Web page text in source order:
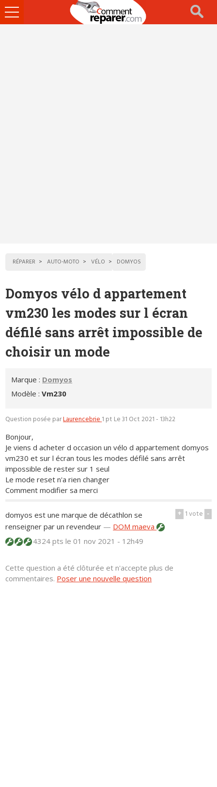
Ouvrir
le
RÉPARER AUTO-MOTO VÉLO DOMYOS
Domyos vélo d appartement
vm230 les modes sur l écran
défilé sans arrêt impossible de
choisir un mode
Marque : Domyos
Modèle :Vm230
Question posée parLaurencebrie1 pt Le 31 Oct 2021 - 13h22
Bonjour,
Je viens d acheter d occasion un vélo d appartement domyos
vm230 et sur l écran tous les modes défilé sans arrêt
impossible de rester sur 1 seul
Le mode reset n'a rien changer
Comment modifier sa merci
+ 1vote -
domyos est une marque de décathlon se
renseigner par un revendeur — DOM maeva
4324 ptsle 01 nov 2021 - 12h49
Cette question a été clôturée et n'accepte plus de
commentaires. Poser une nouvelle question